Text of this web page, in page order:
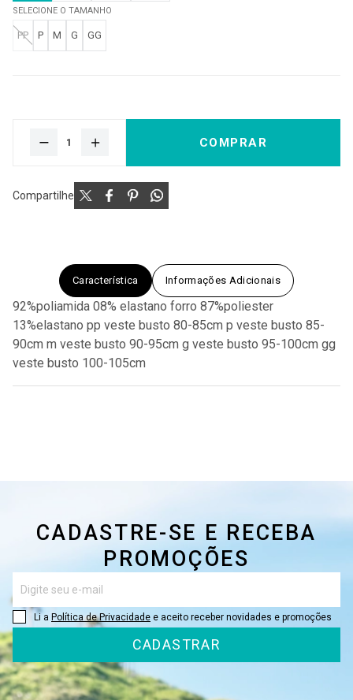
SELECIONE O TAMANHO
PP P M G GG
COMPRAR
Compartilhe
Característica Informações Adicionais
92%poliamida 08% elastano forro 87%poliester
13%elastano pp veste busto 80-85cm p veste busto 85-
90cm m veste busto 90-95cm g veste busto 95-100cm gg
veste busto 100-105cm
CADASTRE-SE E RECEBA
PROMOÇÕES
Li a Política de Privacidade e aceito receber novidades e promoções
CADASTRAR